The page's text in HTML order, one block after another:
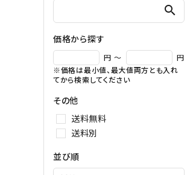
毛ガニ
えび
search
価格から探す
円 ～
円
※価格は最小値、最大値両方とも入れ
てから検索してください
その他
送料無料
送料別
並び順